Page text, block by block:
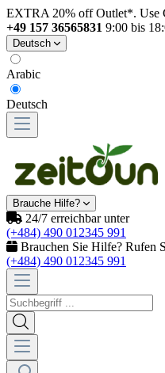
EXTRA 20% off Outlet*. Use
+49 157 36565831 9:00 bis
Deutsch
Arabic
Deutsch
Brauche Hilfe?
24/7 erreichbar unter
(+484) 490 012345 991
Brauchen Sie Hilfe? Rufen
(+484) 490 012345 991